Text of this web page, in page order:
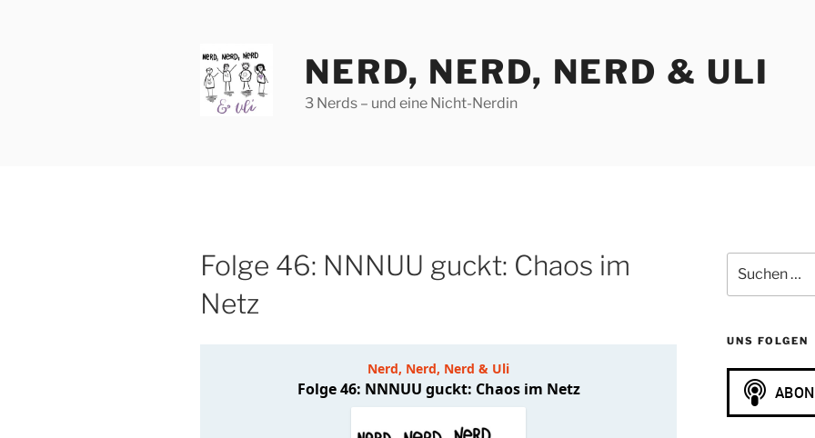
NERD, NERD, NERD & ULI
3 Nerds – und eine Nicht-Nerdin
Folge 46: NNNUU guckt: Chaos im
Netz
nach:
UNS FOLGEN